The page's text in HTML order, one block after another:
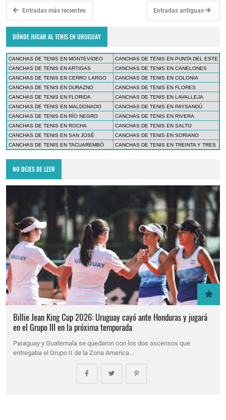
Entradas más recientes Entradas antiguas
DÓNDE JUGAR AL TENIS EN URUGUAY
CANCHAS DE TENIS EN MONTEVIDEO
CANCHAS DE TENIS EN PUNTA DEL ESTE
CANCHAS DE TENIS EN ARTIGAS
CANCHAS DE TENIS EN CANELONES
CANCHAS DE TENIS EN CERRO LARGO
CANCHAS DE TENIS EN COLONIA
CANCHAS DE TENIS EN DURAZNO
CANCHAS DE TENIS EN FLORES
CANCHAS DE TENIS EN FLORIDA
CANCHAS DE TENIS EN LAVALLEJA
CANCHAS DE TENIS EN MALDONADO
CANCHAS DE TENIS EN PAYSANDÚ
CANCHAS DE TENIS EN RÍO NEGRO
CANCHAS DE TENIS EN RIVERA
CANCHAS DE TENIS EN ROCHA
CANCHAS DE TENIS EN SALTO
CANCHAS DE TENIS EN SAN JOSÉ
CANCHAS DE TENIS EN SORIANO
CANCHAS DE TENIS EN TACUAREMBÓ
CANCHAS DE TENIS EN TREINTA Y TRES
NO DEJES DE LEER
Billie Jean King Cup 2026: Uruguay cayó ante Honduras y jugará
en el Grupo III en la próxima temporada
Paraguay y Guatemala se quedaron con los dos ascensos que
entregaba el Grupo II de la Zona America…